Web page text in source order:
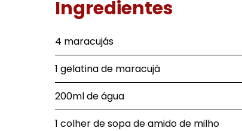
Ingredientes
4 maracujás
1 gelatina de maracujá
200ml de água
1 colher de sopa de amido de milho